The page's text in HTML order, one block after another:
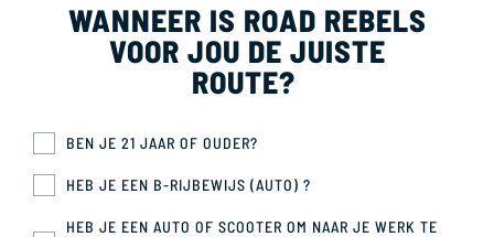
WANNEER IS ROAD REBELS
VOOR JOU DE JUISTE
ROUTE?
BEN JE 21 JAAR OF OUDER?
HEB JE EEN B-RIJBEWIJS (AUTO) ?
HEB JE EEN AUTO OF SCOOTER OM NAAR JE WERK TE